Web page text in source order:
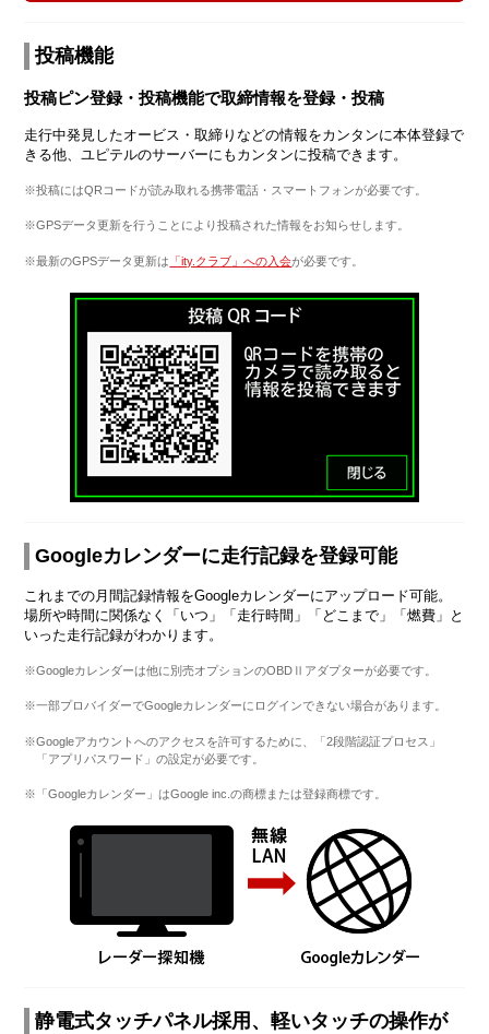
投稿機能
投稿ピン登録・投稿機能で取締情報を登録・投稿
走行中発見したオービス・取締りなどの情報をカンタンに本体登録で
きる他、ユピテルのサーバーにもカンタンに投稿できます。
※投稿にはQRコードが読み取れる携帯電話・スマートフォンが必要です。
※GPSデータ更新を行うことにより投稿された情報をお知らせします。
※最新のGPSデータ更新は 「ity.クラブ」への入会が必要です。
Googleカレンダーに走行記録を登録可能
これまでの月間記録情報をGoogleカレンダーにアップロード可能。
場所や時間に関係なく「いつ」「走行時間」「どこまで」「燃費」と
いった走行記録がわかります。
※Googleカレンダーは他に別売オプションのOBDⅡアダプターが必要です。
※一部プロバイダーでGoogleカレンダーにログインできない場合があります。
※Googleアカウントへのアクセスを許可するために、「2段階認証プロセス」
「アプリパスワード」の設定が必要です。
※「Googleカレンダー」はGoogle inc.の商標または登録商標です。
静電式タッチパネル採用、軽いタッチの操作が